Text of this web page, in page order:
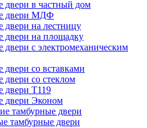
двери в частный дом
двери МДФ
двери на лестницу
двери на площадку
двери с электромеханическим
двери со вставками
двери со стеклом
двери Т119
двери Эконом
тамбурные двери
тамбурные двери